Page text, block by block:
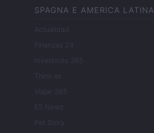
SPAGNA E AMERICA LATINA
Actualidad
Finanzas 24
Investindo 365
Think.es
Viajar 365
ES Newz
Pet Story